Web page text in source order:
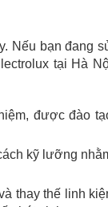
Nếu bạn đang
tại Hà
được đào
kỹ lưỡng
thay thế linh